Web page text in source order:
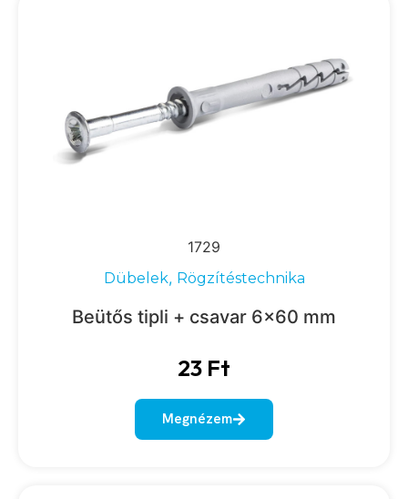
1729
Dübelek, Rögzítéstechnika
Beütős tipli + csavar 6×60 mm
23 Ft
Megnézem